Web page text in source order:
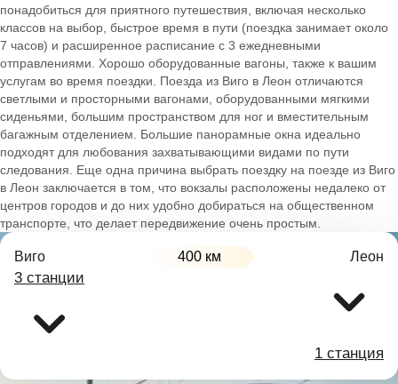
понадобиться для приятного путешествия, включая несколько
классов на выбор, быстрое время в пути (поездка занимает около
7 часов) и расширенное расписание с 3 ежедневными
отправлениями. Хорошо оборудованные вагоны, также к вашим
услугам во время поездки. Поезда из Виго в Леон отличаются
светлыми и просторными вагонами, оборудованными мягкими
сиденьями, большим пространством для ног и вместительным
багажным отделением. Большие панорамные окна идеально
подходят для любования захватывающими видами по пути
следования. Еще одна причина выбрать поездку на поезде из Виго
в Леон заключается в том, что вокзалы расположены недалеко от
центров городов и до них удобно добираться на общественном
транспорте, что делает передвижение очень простым.
Виго 400 км Леон
3 станции
1 станция